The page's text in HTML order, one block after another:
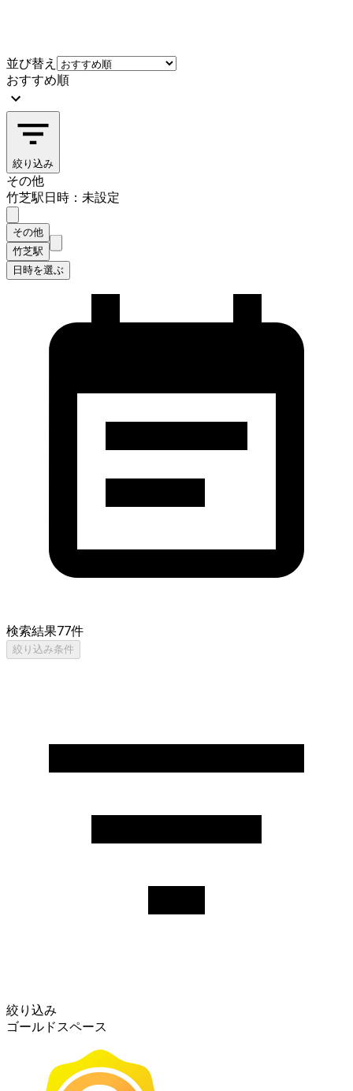
並び替え
おすすめ順
絞り込み
その他
竹芝駅日時：未設定
その他
竹芝駅
日時を選ぶ
検索結果77件
絞り込み条件
絞り込み
ゴールドスペース